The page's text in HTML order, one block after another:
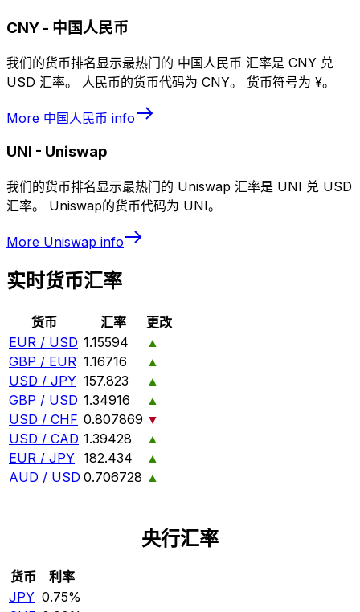
CNY - 中国人民币
我们的货币排名显示最热门的 中国人民币 汇率是 CNY 兑
USD 汇率。 人民币的货币代码为 CNY。 货币符号为 ¥。
More 中国人民币 info
UNI - Uniswap
我们的货币排名显示最热门的 Uniswap 汇率是 UNI 兑 USD
汇率。 Uniswap的货币代码为 UNI。
More Uniswap info
实时货币汇率
货币 汇率
更改
EUR / USD 1.15594
▲
GBP / EUR 1.16716
▲
USD / JPY 157.823
▲
GBP / USD 1.34916
▲
USD / CHF 0.807869 ▼
USD / CAD 1.39428
▲
EUR / JPY 182.434
▲
AUD / USD 0.706728 ▲
央行汇率
货币
利率
JPY 0.75%